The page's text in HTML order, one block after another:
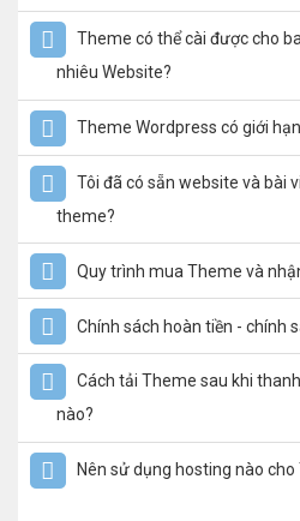
Theme có thể cài được cho
nhiêu Website?
Theme Wordpress có giới
Tôi đã có sẵn website và bài
theme?
Quy trình mua Theme và
Chính sách hoàn tiền - chính
Cách tải Theme sau khi
nào?
Nên sử dụng hosting nào